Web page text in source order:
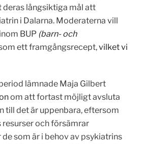
långsiktiga mål att
i Dalarna. Moderaterna vill
BUP (barn- och
ett framgångsrecept,vilket vi
lämnade Maja Gilbert
om att fortast möjligt avsluta
till det är uppenbara, eftersom
resurser och försämrar
som är i behov av psykiatrins